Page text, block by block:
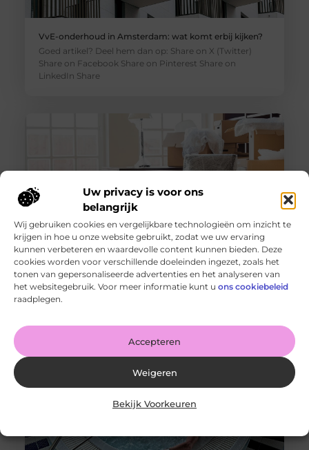
Uw privacy is voor ons
belangrijk
Wij gebruiken cookies en vergelijkbare technologieën om inzicht te
krijgen in hoe u onze website gebruikt, zodat we uw ervaring
kunnen verbeteren en waardevolle content kunnen bieden. Deze
cookies worden voor verschillende doeleinden ingezet, zoals het
tonen van gepersonaliseerde advertenties en het analyseren van
het websitegebruik. Voor meer informatie kunt u ons cookiebeleid
raadplegen.
Accepteren
Weigeren
Bekijk Voorkeuren
VvE-onderhoud in Amsterdam: wat komt erbij kijken?
Goed artikel? Deel hem dan op: Share on X (Twitter)
Share on Facebook Share on Pinterest Share on
LinkedIn Share
Wat je moet weten voordat je gaat verhuizen in of naar
Apeldoorn
Goed artikel? Deel hem dan op: Share on X (Twitter)
Share on Facebook Share on Pinterest Share on